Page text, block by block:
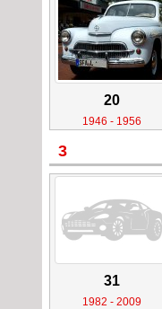
20
1946 - 1956
3
31
1982 - 2009